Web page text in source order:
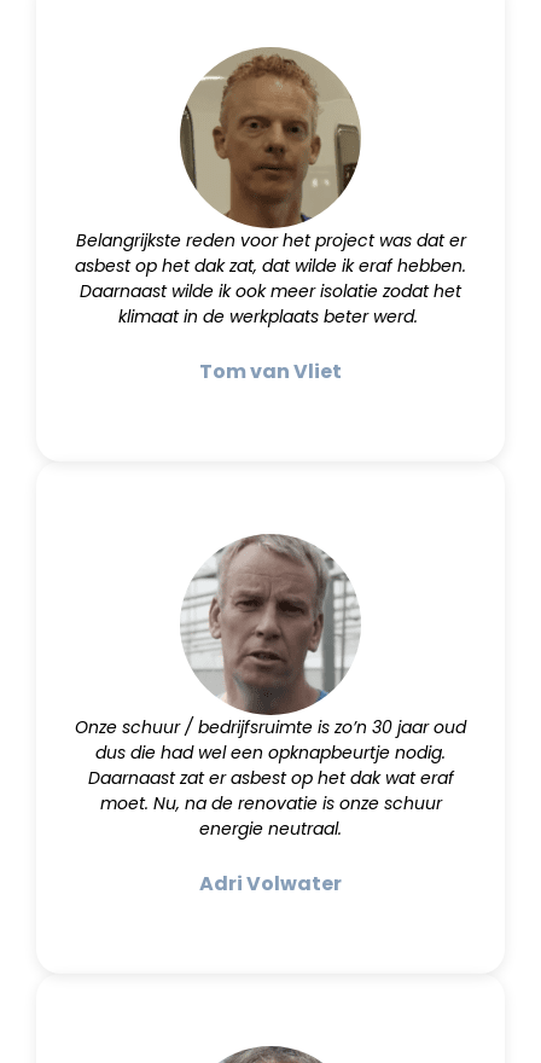
Belangrijkste reden voor het project was dat er
asbest op het dak zat, dat wilde ik eraf hebben.
Daarnaast wilde ik ook meer isolatie zodat het
klimaat in de werkplaats beter werd.
Tom van Vliet
Onze schuur / bedrijfsruimte is zo’n 30 jaar oud
dus die had wel een opknapbeurtje nodig.
Daarnaast zat er asbest op het dak wat eraf
moet. Nu, na de renovatie is onze schuur
energie neutraal.
Adri Volwater